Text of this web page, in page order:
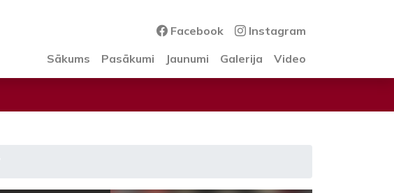
Facebook
Instagram
Sākums
Pasākumi Jaunumi Galerija Video